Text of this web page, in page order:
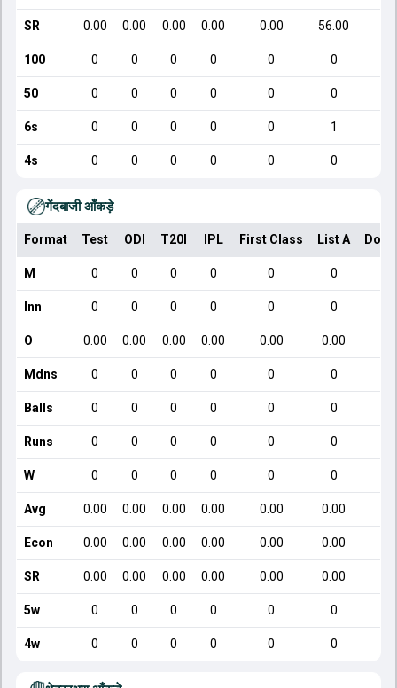
SR 0.00 0.00 0.00 0.00 0.00 56.00
100 0 0 0 0 0 0
50 0 0 0 0 0 0
6s 0 0 0 0 0 1
4s 0 0 0 0 0 0
गेंदबाजी आँकड़े
Format Test ODI T20I IPL First Class List A
M 0 0 0 0 0 0
Inn 0 0 0 0 0 0
O 0.00 0.00 0.00 0.00 0.00 0.00
Mdns 0 0 0 0 0 0
Balls 0 0 0 0 0 0
Runs 0 0 0 0 0 0
W 0 0 0 0 0 0
Avg 0.00 0.00 0.00 0.00 0.00 0.00
Econ 0.00 0.00 0.00 0.00 0.00 0.00
SR 0.00 0.00 0.00 0.00 0.00 0.00
5w 0 0 0 0 0 0
4w 0 0 0 0 0 0